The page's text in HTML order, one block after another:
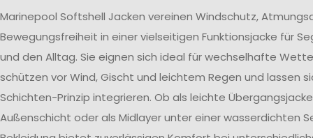
Marinepool Softshell Jacken vereinen Windschutz,
Bewegungsfreiheit in einer vielseitigen Funktionsjacke für
und den Alltag. Sie eignen sich ideal für wechselhafte
schützen vor Wind, Gischt und leichtem Regen und lassen
Schichten-Prinzip integrieren. Ob als leichte
Außenschicht oder als Midlayer unter einer wasserdichten